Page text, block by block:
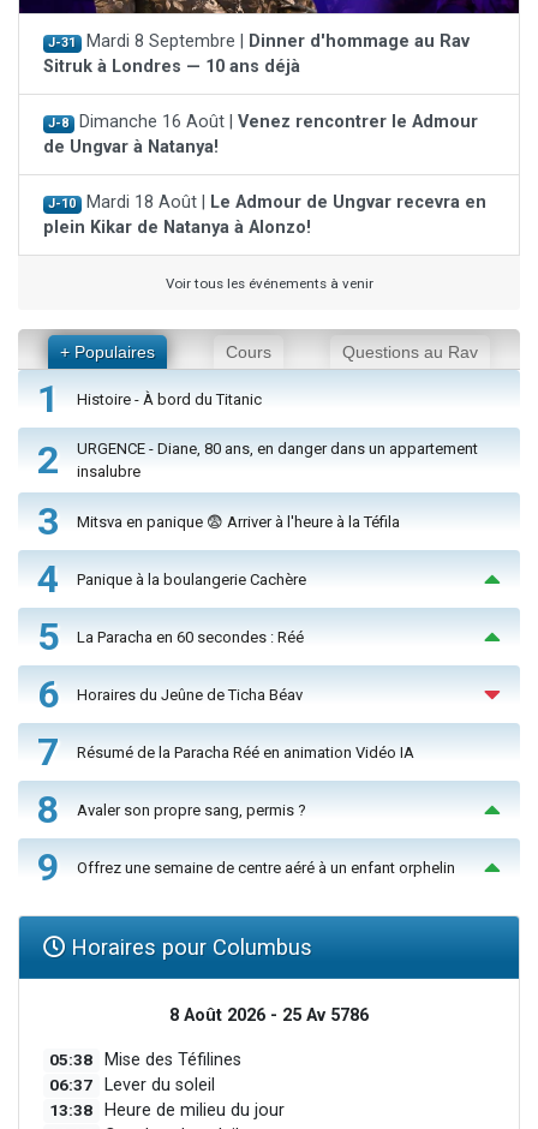
J-31 Mardi 8 Septembre | Dinner d'hommage au Rav
Sitruk à Londres — 10 ans déjà
J-8 Dimanche 16 Août | Venez rencontrer le Admour
de Ungvar à Natanya!
J-10 Mardi 18 Août | Le Admour de Ungvar recevra en
plein Kikar de Natanya à Alonzo!
Voir tous les événements à venir
+ Populaires Cours Questions au Rav
1 Histoire - À bord du Titanic
2
URGENCE - Diane, 80 ans, en danger dans un appartement
insalubre
3 Mitsva en panique 😨 Arriver à l'heure à la Téfila
4 Panique à la boulangerie Cachère
5 La Paracha en 60 secondes : Réé
6 Horaires du Jeûne de Ticha Béav
7 Résumé de la Paracha Réé en animation Vidéo IA
8 Avaler son propre sang, permis ?
9 Offrez une semaine de centre aéré à un enfant orphelin
Horaires pour Columbus
8 Août 2026 - 25 Av 5786
05:38 Mise des Téfilines
06:37 Lever du soleil
13:38 Heure de milieu du jour